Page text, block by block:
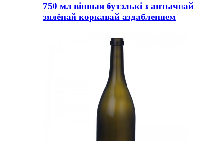
750 мл вінныя бутэлькі з антычнай
зялёнай коркавай аздабленнем